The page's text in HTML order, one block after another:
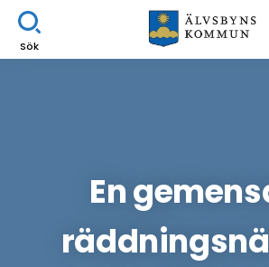
Sök
En